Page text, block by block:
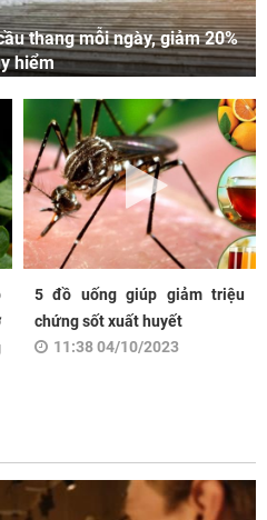
thang mỗi ngày, giảm 20%
hiểm
5 đồ uống giúp giảm triệu
chứng sốt xuất huyết
11:38 04/10/2023